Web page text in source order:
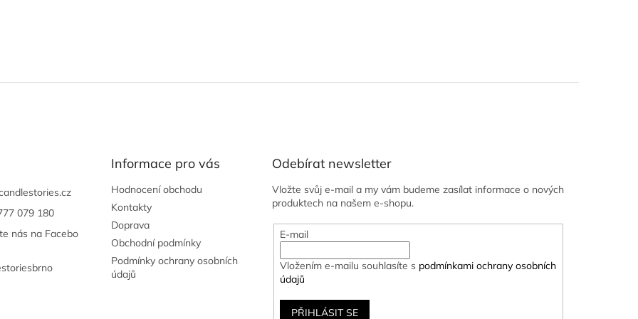
079 180
nás na Facebo
Informace pro vás
Hodnocení obchodu
Kontakty
Doprava
Obchodní podmínky
Podmínky ochrany osobních
údajů
Odebírat newsletter
Vložte svůj e-mail a my vám budeme zasílat informace o nových
produktech na našem e-shopu.
E-mail
Vložením e-mailu souhlasíte s podmínkami ochrany osobních
údajů
PŘIHLÁSIT SE